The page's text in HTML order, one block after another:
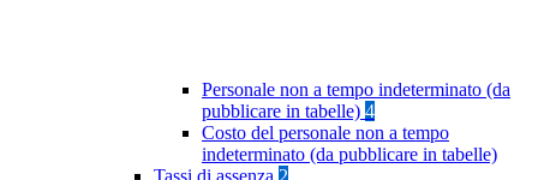
Personale non a tempo indeterminato (da
pubblicare in tabelle) 4
Costo del personale non a tempo
indeterminato (da pubblicare in tabelle)